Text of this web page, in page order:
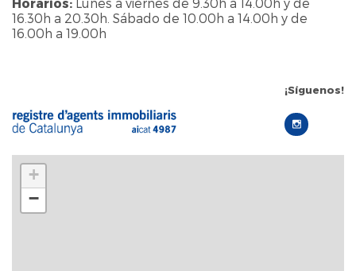
16.30h a 20.30h. Sábado de 10.00h a 14.00h y de
16.00h a 19.00h
¡Síguenos!
+
−